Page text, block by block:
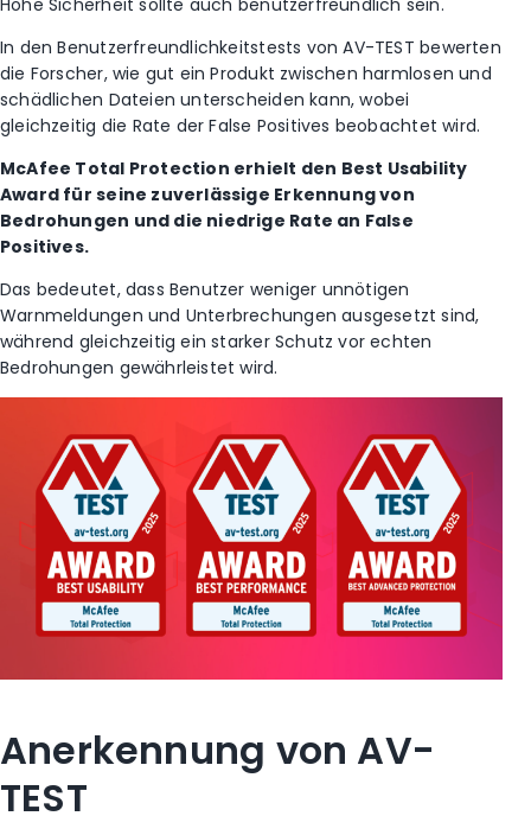
In den Benutzerfreundlichkeitstests von AV-TEST bewerten
die Forscher, wie gut ein Produkt zwischen harmlosen und
schädlichen Dateien unterscheiden kann, wobei
gleichzeitig die Rate der False Positives beobachtet wird.
McAfee Total Protection erhielt den Best Usability
Award für seine zuverlässige Erkennung von
Bedrohungen und die niedrige Rate an False
Positives.
Das bedeutet, dass Benutzer weniger unnötigen
Warnmeldungen und Unterbrechungen ausgesetzt sind,
während gleichzeitig ein starker Schutz vor echten
Bedrohungen gewährleistet wird.
Anerkennung von AV-
TEST